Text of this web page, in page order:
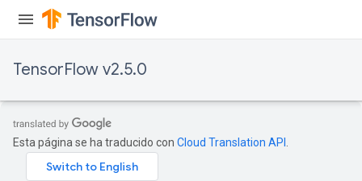
TensorFlow v2.5.0
Esta página se ha traducido con Cloud Translation API